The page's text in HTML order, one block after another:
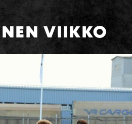
VIIKKO